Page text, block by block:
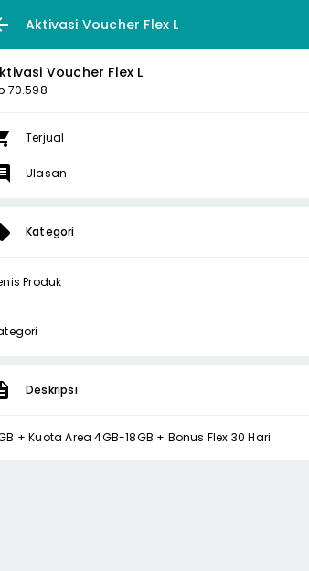
Aktivasi Voucher Flex L
Voucher Flex L
70.598
Terjual
Ulasan
Kategori
Produk
Deskripsi
+ Kuota Area 4GB-18GB + Bonus Flex 30 Hari